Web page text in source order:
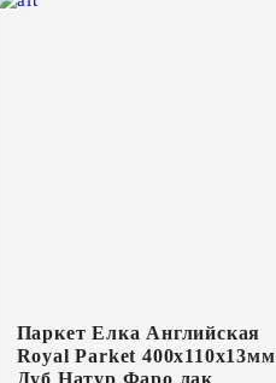
Паркет Елка Английская
Royal Parket 400х110х13мм
Дуб Натур Фаро лак